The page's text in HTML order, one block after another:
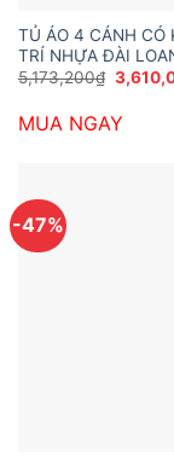
TỦ ÁO 4 CÁNH CÓ
TRÍ NHỰA ĐÀI
5,173,200₫ Giá
gốc
MUA NGAY
-47%